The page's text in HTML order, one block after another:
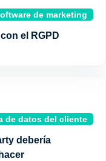
de marketing
el RGPD
de datos del cliente
debería